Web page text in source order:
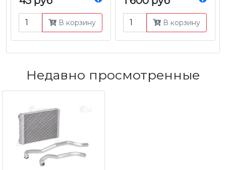
В корзину В корзину
Недавно просмотренные